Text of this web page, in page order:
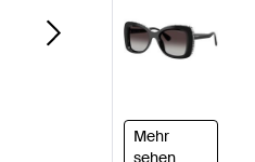
Mehr
sehen